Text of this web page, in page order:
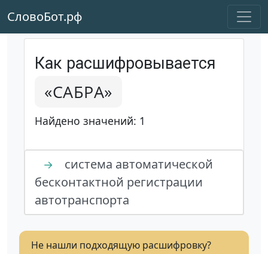
СловоБот.рф
Как расшифровывается
«САБРА»
Найдено значений: 1
→
система автоматической
бесконтактной регистрации
автотранспорта
Не нашли подходящую расшифровку?